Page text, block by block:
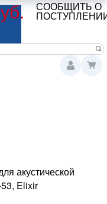
акустической
Elixir
СООБЩИТЬ О